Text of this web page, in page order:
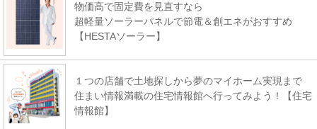
物価高で固定費を見直すなら
超軽量ソーラーパネルで節電＆創エネがおすすめ
【HESTAソーラー】
１つの店舗で土地探しから夢のマイホーム実現まで
住まい情報満載の住宅情報館へ行ってみよう！【住宅
情報館】